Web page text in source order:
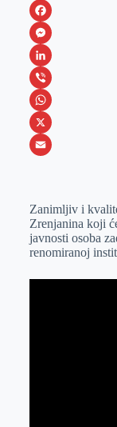
F
a
c
e
b
o
M
e
s
s
e
e
r
L
i
n
k
I
n
V
i
b
W
h
s
A
p
p
X
a
i
l
Zanimljiv i
Zrenjanina koji
javnosti osoba
renomiranoj